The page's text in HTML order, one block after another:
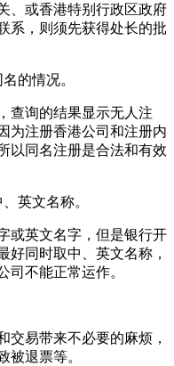
、或香港特别行政区政府
系，则须先获得处长的批
的情况。
查询的结果显示无人注
为注册香港公司和注册内
以同名注册是合法和有效
英文名称。
或英文名字，但是银行开
好同时取中、英文名称，
司不能正常运作。
交易带来不必要的麻烦，
被退票等。